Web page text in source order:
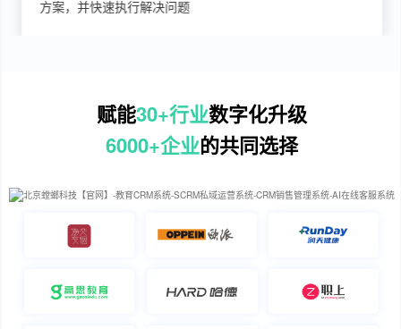
方案，并快速执行解决问题
赋能30+行业数字化升级
6000+企业的共同选择